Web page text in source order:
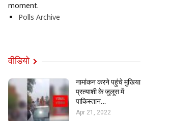
moment.
Polls Archive
वीडियो
नामांकन करने पहुंचे मुखिया
प्रत्याशी के जुलूस में
पाकिस्तान…
Apr 21, 2022